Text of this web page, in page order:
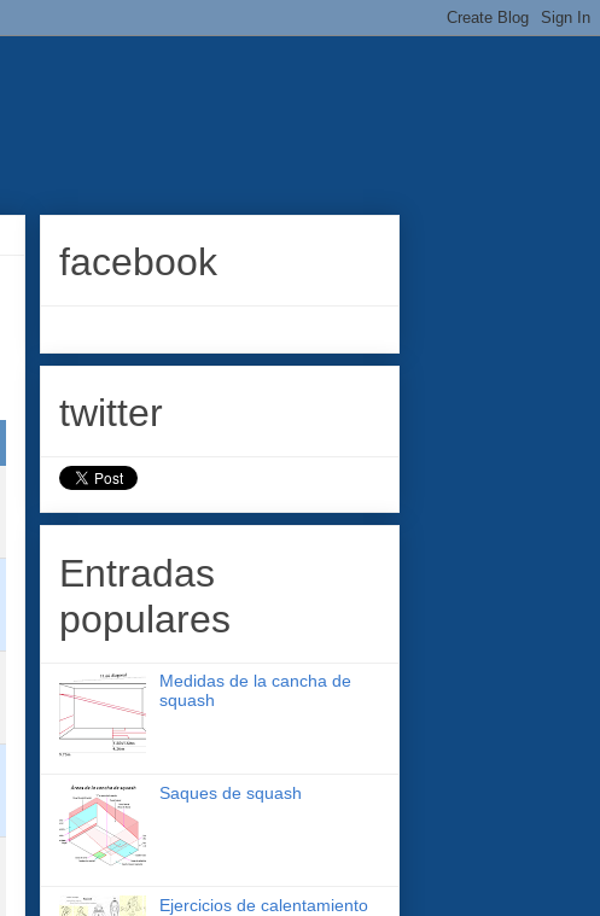
facebook
twitter
Entradas
populares
Medidas de la cancha de
squash
Saques de squash
Ejercicios de calentamiento